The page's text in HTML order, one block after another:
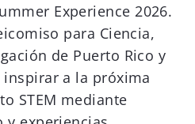
del
TecLab
Summer
Experience
Experience 2026.
para Ciencia,
de Puerto Rico y
inspirar a la próxima
STEM mediante